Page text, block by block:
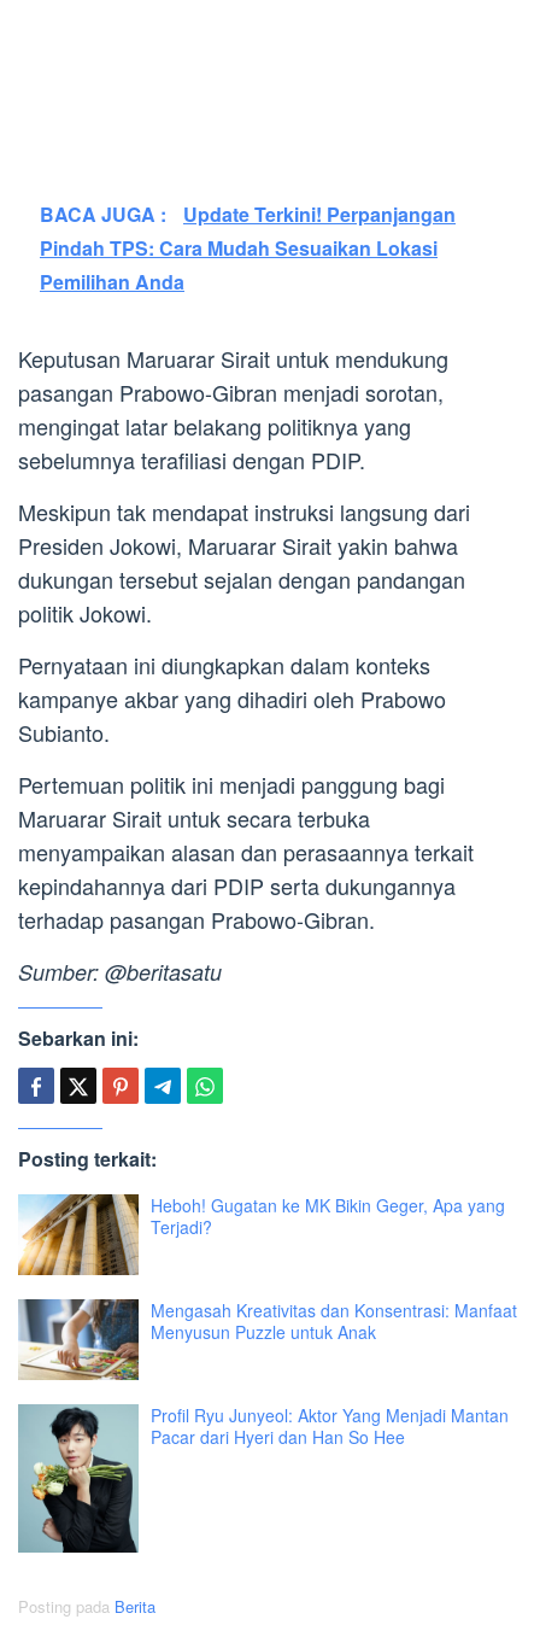
BACA JUGA :
Update Terkini! Perpanjangan
Pindah TPS: Cara Mudah Sesuaikan Lokasi
Pemilihan Anda
Keputusan Maruarar Sirait untuk mendukung
pasangan Prabowo-Gibran menjadi sorotan,
mengingat latar belakang politiknya yang
sebelumnya terafiliasi dengan PDIP.
Meskipun tak mendapat instruksi langsung dari
Presiden Jokowi, Maruarar Sirait yakin bahwa
dukungan tersebut sejalan dengan pandangan
politik Jokowi.
Pernyataan ini diungkapkan dalam konteks
kampanye akbar yang dihadiri oleh Prabowo
Subianto.
Pertemuan politik ini menjadi panggung bagi
Maruarar Sirait untuk secara terbuka
menyampaikan alasan dan perasaannya terkait
kepindahannya dari PDIP serta dukungannya
terhadap pasangan Prabowo-Gibran.
Sumber: @beritasatu
Sebarkan ini:
Posting terkait:
Heboh! Gugatan ke MK Bikin Geger, Apa yang
Terjadi?
Mengasah Kreativitas dan Konsentrasi: Manfaat
Menyusun Puzzle untuk Anak
Profil Ryu Junyeol: Aktor Yang Menjadi Mantan
Pacar dari Hyeri dan Han So Hee
Posting pada Berita